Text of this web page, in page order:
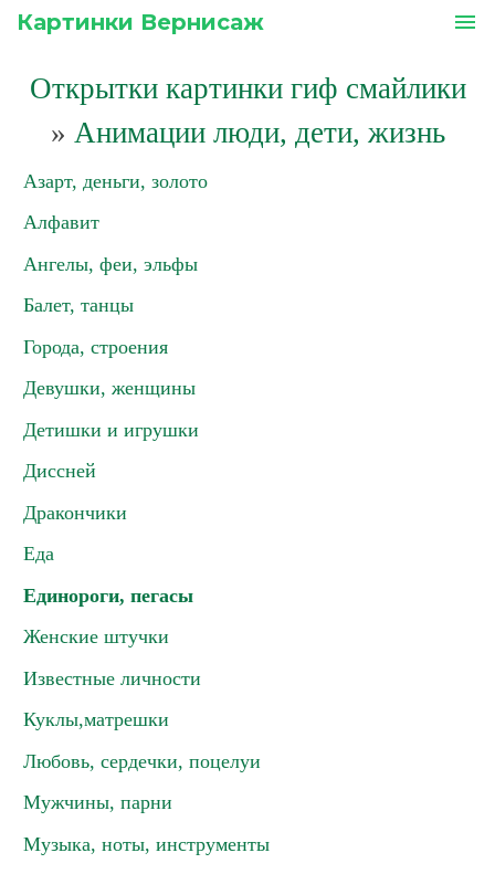
Картинки Вернисаж menu
Открытки картинки гиф смайлики
» Анимации люди, дети, жизнь
Азарт, деньги, золото
Алфавит
Ангелы, феи, эльфы
Балет, танцы
Города, строения
Девушки, женщины
Детишки и игрушки
Диссней
Дракончики
Еда
Единороги, пегасы
Женские штучки
Известные личности
Куклы,матрешки
Любовь, сердечки, поцелуи
Мужчины, парни
Музыка, ноты, инструменты